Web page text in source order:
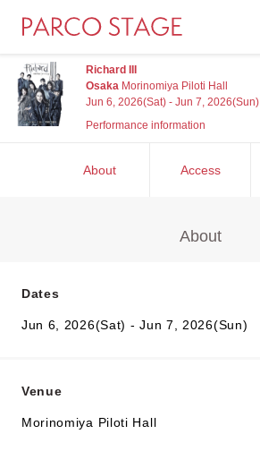
Richard III
Osaka Morinomiya Piloti Hall
Jun 6, 2026(Sat) - Jun 7, 2026(Sun)
Performance information
About Access
About
Dates
Jun 6, 2026(Sat) - Jun 7, 2026(Sun)
Venue
Morinomiya Piloti Hall